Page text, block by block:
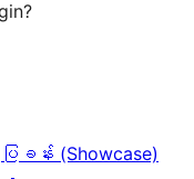
ပြခန်း (Showcase)